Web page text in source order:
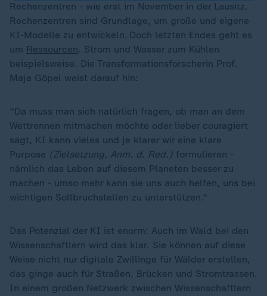
Rechenzentren - wie erst im November in der Lausitz.
Rechenzentren sind Grundlage, um große und eigene
KI-Modelle zu entwickeln. Doch letzten Endes geht es
um Ressourcen. Strom und Wasser zum Kühlen
beispielsweise. Die Transformationsforscherin Prof.
Maja Göpel weist darauf hin:
"Da muss man sich natürlich fragen, ob man an dem
Wettrennen mitmachen möchte oder lieber couragiert
sagt, KI kann vieles und je klarer wir eine klare
Purpose (Zielsetzung, Anm. d. Red.) formulieren -
nämlich das Leben auf diesem Planeten besser zu
machen - umso mehr kann sie uns auch helfen, uns bei
wichtigen Sollbruchstellen zu unterstützen."
Das Potenzial der KI ist enorm: Auch im Wald bei den
Wissenschaftlern wird das klar. Sie können auf diese
Weise nicht nur digitale Zwillinge für Wälder erstellen,
das ginge auch für Straßen, Brücken und Stromtrassen.
In einem großen Netzwerk zwischen Wissenschaftlern